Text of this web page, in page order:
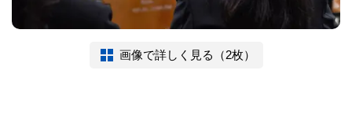
画像で詳しく見る（2枚）